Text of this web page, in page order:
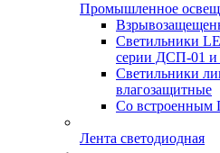
Промышленное
Светильники
серии ДСП-01 и
Светильники
влагозащитные
Со встроенным
Лента светодиодная